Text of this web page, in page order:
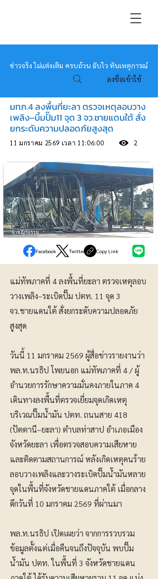
หมอข่าว
ข่าวจริง ไม่แต่งเติม ครบถ้วน ฉับไว ทันเหตุการณ์
ลงชื่อเข้าใช้
มทภ.4 ลงพื้นที่ยะลา ตรวจเหตุลอบวาง
เพลิง–บึ้มปั๊ม11 จุด 3 จว.ชายแดนใต้ สั่ง
ยกระดับความปลอดภัยสูงสุด
11 มกราคม 2569 เวลา 11:06:00 2
อาชญากรรม
Facebook Twitter Copy Link
แม่ทัพภาคที่ 4 ลงพื้นที่ยะลา ตรวจเหตุลอบ
วางเพลิง–ระเบิดปั๊ม ปตท. 11 จุด 3
จว.ชายแดนใต้ สั่งยกระดับความปลอดภัย
สูงสุด
วันนี้ 11 มกราคม 2569 ผู้สื่อข่าวรายงานว่า
พล.ท.นรธิป โพยนอก แม่ทัพภาคที่ 4 / ผู้
อำนวยการรักษาความมั่นคงภายในภาค 4
เดินทางลงพื้นที่ตรวจเยี่ยมจุดเกิดเหตุ
บริเวณปั๊มน้ำมัน ปตท. ถนนสาย 418
(ปัตตานี–ยะลา) ตำบลท่าสาป อำเภอเมือง
จังหวัดยะลา เพื่อตรวจสอบความเสียหาย
และติดตามสถานการณ์ หลังเกิดเหตุคนร้าย
ลอบวางเพลิงและวางระเบิดปั๊มน้ำมันหลาย
จุดในพื้นที่จังหวัดชายแดนภาคใต้ เมื่อกลาง
ดึกวันที่ 10 มกราคม 2569 ที่ผ่านมา
พล.ท.นรธิป เปิดเผยว่า จากการรวบรวม
ข้อมูลตั้งแต่เมื่อคืนจนถึงปัจจุบัน พบปั๊ม
น้ำมัน ปตท. ในพื้นที่ 3 จังหวัดชายแดน